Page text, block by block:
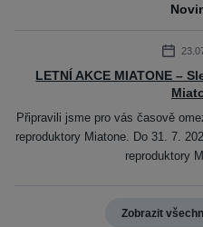
LETNÍ AKCE MIATONE –
Připravili jsme pro vás časově
reproduktory Miatone. Do 31. 7.
reproduktory
Zobrazit